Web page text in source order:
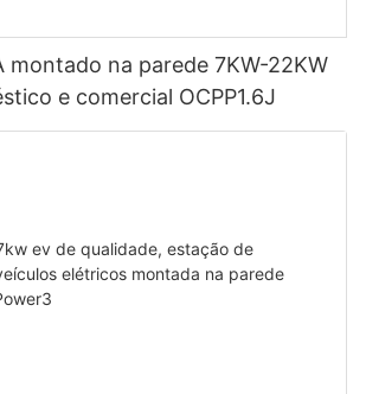
montado na parede 7KW-22KW
e comercial OCPP1.6J